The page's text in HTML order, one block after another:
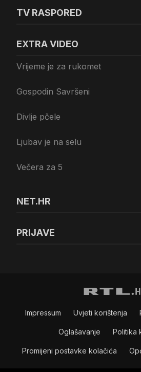
TV RASPORED
EXTRA VIDEO
Vrijeme je za rukomet
Gospodin Savršeni
Divlje pčele
Ljubav je na selu
Večera za 5
NET.HR
PRIJAVE
Impressum Uvjeti korištenja
Oglašavanje Politika
Promijeni postavke kolačića